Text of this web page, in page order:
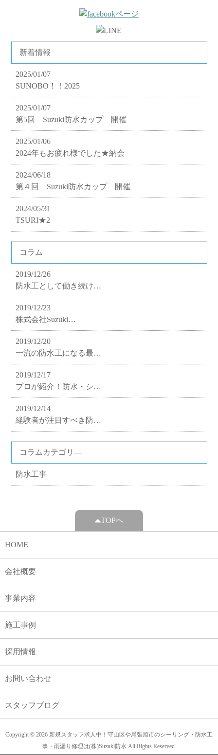
新着情報
2025/01/07
SUNOBO！！2025
2025/01/07
第5回 Suzuki防水カップ 開催
2025/01/06
2024年もお疲れ様でした★納会
2024/06/18
第４回 Suzuki防水カップ 開催
2024/05/31
TSURI★2
コラム
2019/12/26
防水工として働き続け…
2019/12/23
株式会社Suzuki…
2019/12/20
一流の防水工になる最…
2019/12/17
プロが紹介！防水・シ…
2019/12/14
経験者が注目すべき防…
コラムカテゴリ―
防水工事
TOPへ
HOME
会社概要
事業内容
施工事例
採用情報
お問い合わせ
スタッフブログ
Copyright © 2026 新規スタッフ求人中！守山区や尾張旭市のシーリング・防水工
事・雨漏り修理は(株)Suzuki防水 All Rights Reserved.